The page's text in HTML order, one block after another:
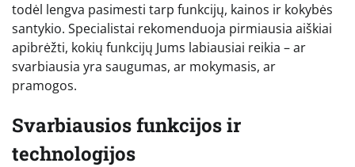
todėl lengva pasimesti tarp funkcijų, kainos ir kokybės
santykio. Specialistai rekomenduoja pirmiausia aiškiai
apibrėžti, kokių funkcijų Jums labiausiai reikia – ar
svarbiausia yra saugumas, ar mokymasis, ar
pramogos.
Svarbiausios funkcijos ir
technologijos